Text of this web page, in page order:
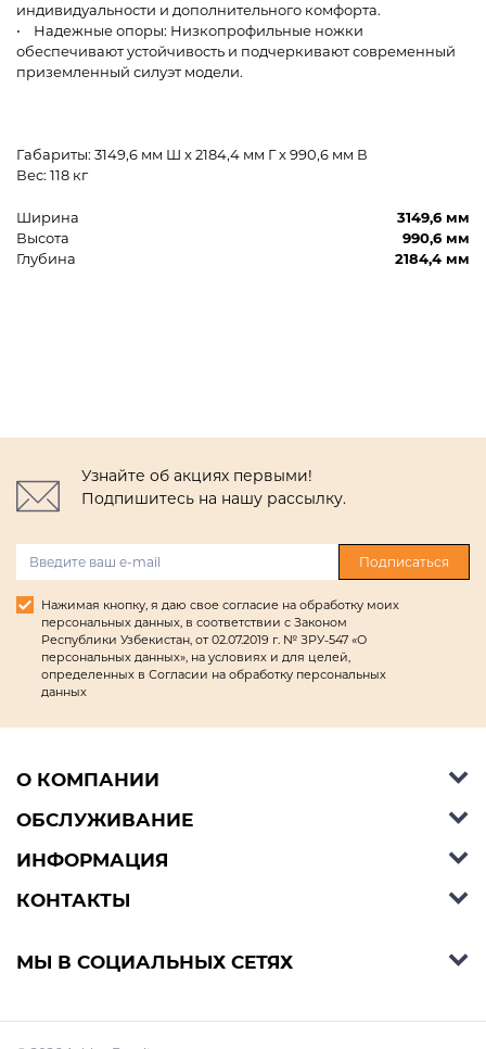
индивидуальности и дополнительного комфорта.
• Надежные опоры: Низкопрофильные ножки
обеспечивают устойчивость и подчеркивают современный
приземленный силуэт модели.
Габариты: 3149,6 мм Ш x 2184,4 мм Г x 990,6 мм В
Вес: 118 кг
Ширина
3149,6 мм
Высота
990,6 мм
Глубина
2184,4 мм
Узнайте об акциях первыми!
Подпишитесь на нашу рассылку.
Подписаться
Нажимая кнопку, я даю свое согласие на обработку моих
персональных данных, в соответствии с Законом
Республики Узбекистан, от 02.07.2019 г. № ЗРУ-547 «О
персональных данных», на условиях и для целей,
определенных в Согласии на обработку персональных
данных
О КОМПАНИИ
Об Ashley Furniture HomeStore
Контакты
ОБСЛУЖИВАНИЕ
Справочный центр
Способы оплаты
Оплата в рассрочку
ИНФОРМАЦИЯ
Блог
Политика конфиденциальности
КОНТАКТЫ
Телефон: +998 77 494 09 99
МЫ В СОЦИАЛЬНЫХ СЕТЯХ